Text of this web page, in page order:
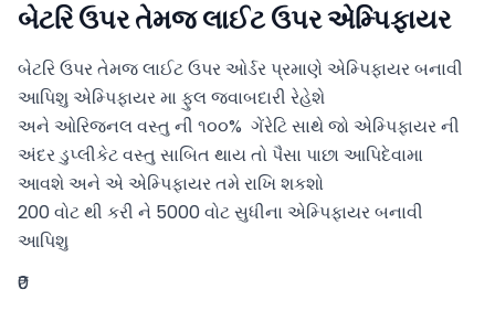
બેટરિ ઉપર તેમજ લાઈટ ઉપર એમ્પિફાયર
બેટરિ ઉપર તેમજ લાઈટ ઉપર ઓર્ડર પ્રમાણે એમ્પિફાયર બનાવી
આપિશુ એમ્પિફાયર મા ફુલ જવાબદારી રેહેશે
અને ઓરિજનલ વસ્તુ ની ૧૦૦%  ગેંરેટિ સાથે જો એમ્પિફાયર ની
અંદર ડુપ્લીકેટ વસ્તુ સાબિત થાય તો પૈસા પાછા આપિદેવામા
આવશે અને એ એમ્પિફાયર તમે રાખિ શકશો
200 વોટ થી કરી ને 5000 વોટ સુધીના એમ્પિફાયર બનાવી
આપિશુ
₹0